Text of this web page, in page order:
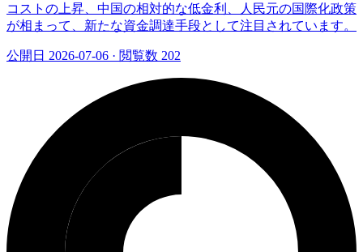
コストの上昇、中国の相対的な低金利、人民元の国際化政策
が相まって、新たな資金調達手段として注目されています。
公開日 2026-07-06 · 閲覧数 202